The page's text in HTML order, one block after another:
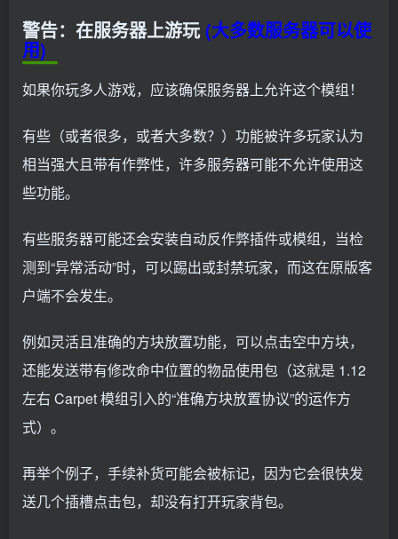
警告：在服务器上游玩(大多数服务器可以使
用)
如果你玩多人游戏，应该确保服务器上允许这个模组！
有些（或者很多，或者大多数？）功能被许多玩家认为
相当强大且带有作弊性，许多服务器可能不允许使用这
些功能。
有些服务器可能还会安装自动反作弊插件或模组，当检
测到“异常活动”时，可以踢出或封禁玩家，而这在原版客
户端不会发生。
例如灵活且准确的方块放置功能，可以点击空中方块，
还能发送带有修改命中位置的物品使用包（这就是 1.12
左右 Carpet 模组引入的“准确方块放置协议”的运作方
式）。
再举个例子，手续补货可能会被标记，因为它会很快发
送几个插槽点击包，却没有打开玩家背包。